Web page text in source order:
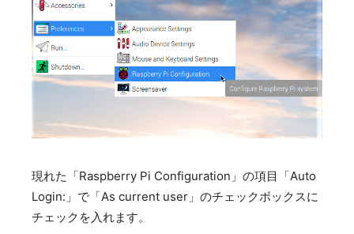
現れた「Raspberry Pi Configuration」の項目「Auto
Login:」で「As current user」のチェックボックスに
チェックを入れます。